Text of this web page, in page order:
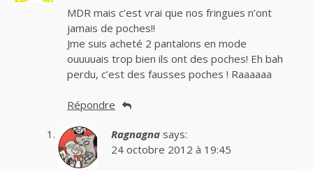
MDR mais c’est vrai que nos fringues n’ont
jamais de poches!!
Jme suis acheté 2 pantalons en mode
ouuuuais trop bien ils ont des poches! Eh bah
perdu, c’est des fausses poches ! Raaaaaa
Répondre
Ragnagna says:
24 octobre 2012 à 19:45